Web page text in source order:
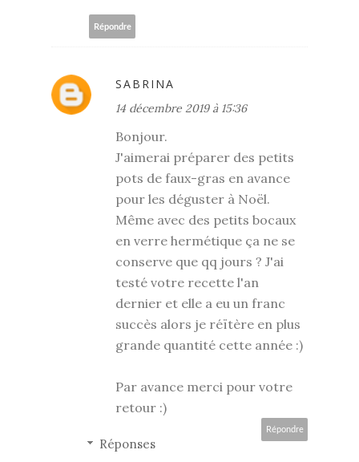
Répondre
SABRINA
14 décembre 2019 à 15:36
Bonjour.
J'aimerai préparer des petits
pots de faux-gras en avance
pour les déguster à Noël.
Même avec des petits bocaux
en verre hermétique ça ne se
conserve que qq jours ? J'ai
testé votre recette l'an
dernier et elle a eu un franc
succès alors je réïtère en plus
grande quantité cette année :)
Par avance merci pour votre
retour :)
Répondre
Réponses